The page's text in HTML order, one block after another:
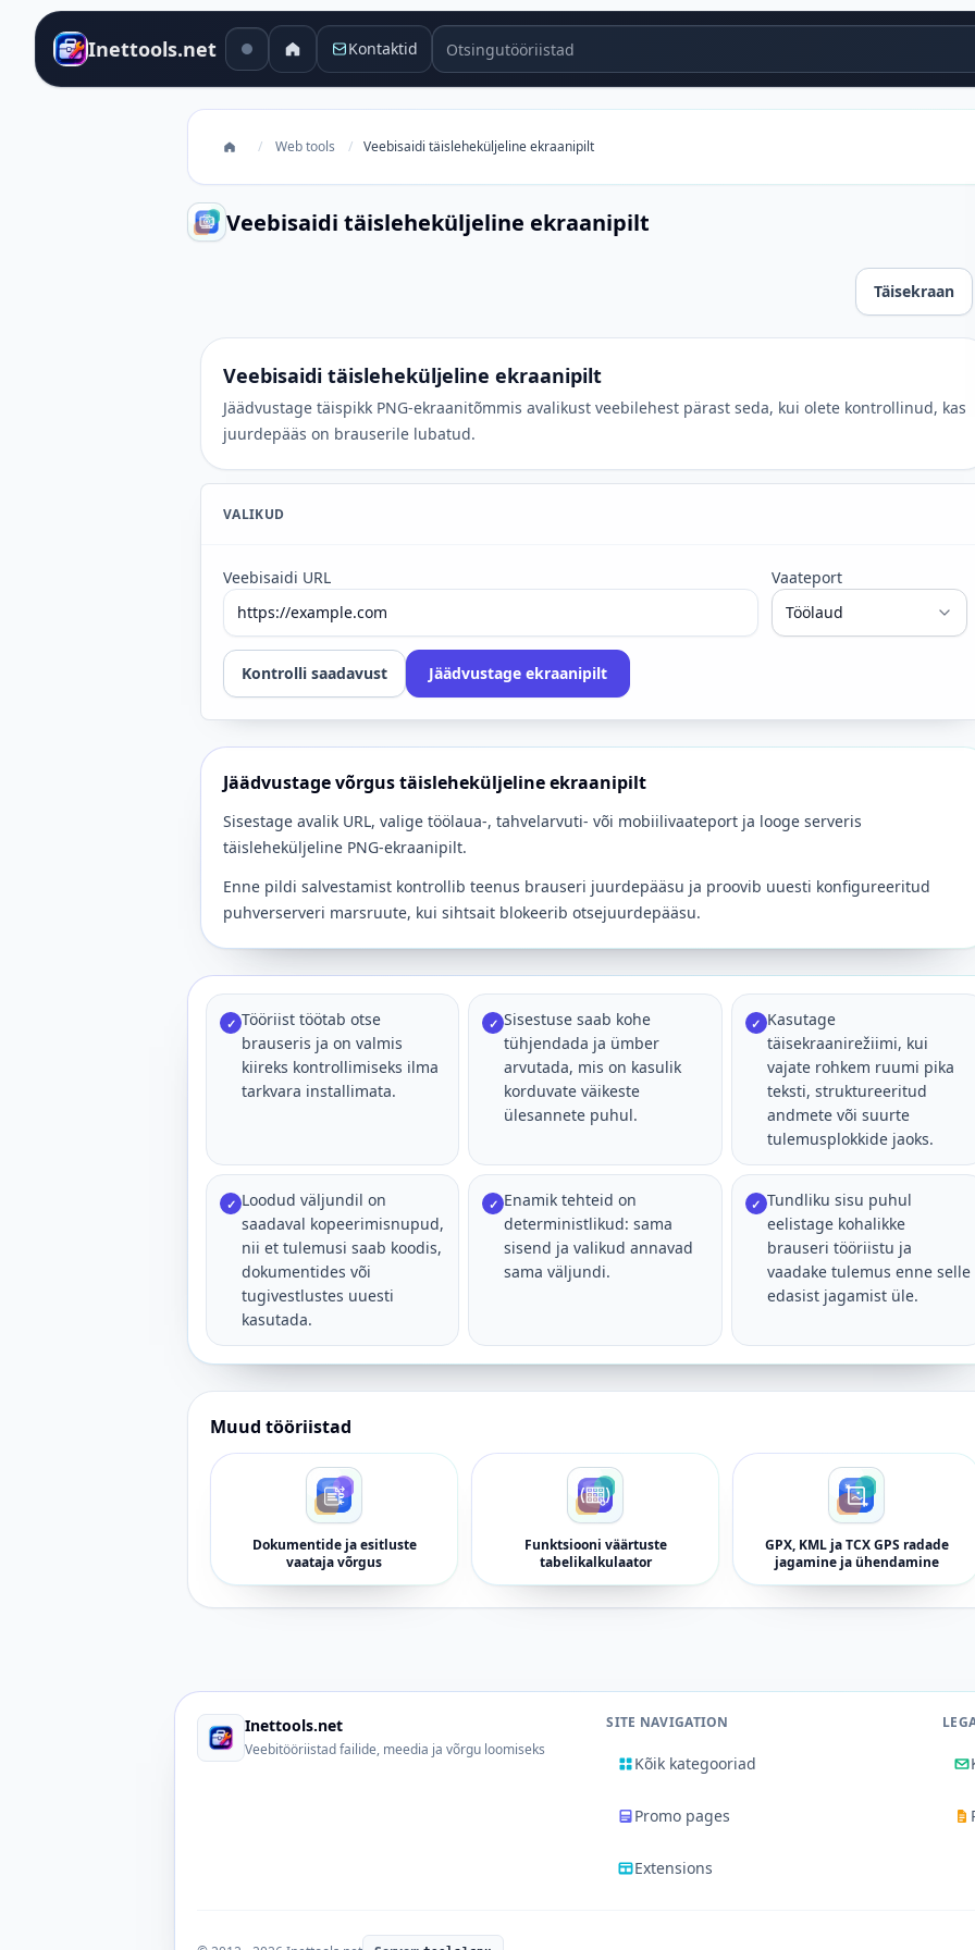
Inettools.net Kontaktid Otsingutööriistad
/ Web tools / Veebisaidi täisleheküljeline ekraanipilt
Veebisaidi täisleheküljeline ekraanipilt
Täisekraan
Veebisaidi täisleheküljeline ekraanipilt
Jäädvustage täispikk PNG-ekraanitõmmis avalikust veebilehest pärast seda, kui olete kontrollinud, kas
juurdepääs on brauserile lubatud.
VALIKUD
Veebisaidi URL Vaateport
Kontrolli saadavust Jäädvustage ekraanipilt
Jäädvustage võrgus täisleheküljeline ekraanipilt
Sisestage avalik URL, valige töölaua-, tahvelarvuti- või mobiilivaateport ja looge serveris
täisleheküljeline PNG-ekraanipilt.
Enne pildi salvestamist kontrollib teenus brauseri juurdepääsu ja proovib uuesti konfigureeritud
puhverserveri marsruute, kui sihtsait blokeerib otsejuurdepääsu.
✓ Tööriist töötab otse
brauseris ja on valmis
kiireks kontrollimiseks ilma
tarkvara installimata.
✓ Sisestuse saab kohe
tühjendada ja ümber
arvutada, mis on kasulik
korduvate väikeste
ülesannete puhul.
✓ Kasutage
täisekraanirežiimi, kui
vajate rohkem ruumi pika
teksti, struktureeritud
andmete või suurte
tulemusplokkide jaoks.
✓ Loodud väljundil on
saadaval kopeerimisnupud,
nii et tulemusi saab koodis,
dokumentides või
tugivestlustes uuesti
kasutada.
✓ Enamik tehteid on
deterministlikud: sama
sisend ja valikud annavad
sama väljundi.
✓ Tundliku sisu puhul
eelistage kohalikke
brauseri tööriistu ja
vaadake tulemus enne selle
edasist jagamist üle.
Muud tööriistad
Dokumentide ja esitluste
vaataja võrgus
Funktsiooni väärtuste
tabelikalkulaator
GPX, KML ja TCX GPS radade
jagamine ja ühendamine
Inettools.net
Veebitööriistad failide, meedia ja võrgu loomiseks
SITE NAVIGATION
Kõik kategooriad
Promo pages
Extensions